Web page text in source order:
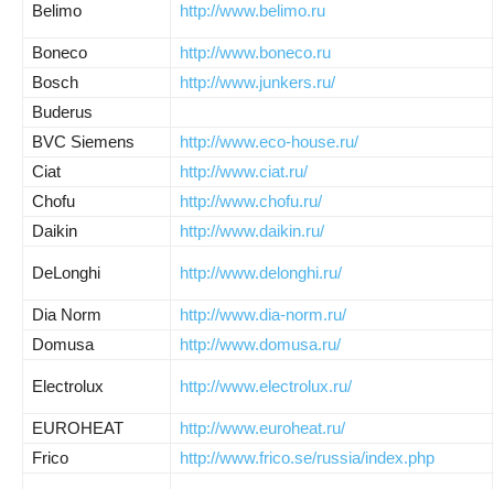
Belimo http://www.belimo.ru
Boneco
http://www.boneco.ru
Bosch
http://www.junkers.ru/
Buderus
BVC Siemens
http://www.eco-house.ru/
Ciat
http://www.ciat.ru/
Chofu
http://www.chofu.ru/
Daikin
http://www.daikin.ru/
DeLonghi http://www.delonghi.ru/
Dia Norm
http://www.dia-norm.ru/
Domusa
http://www.domusa.ru/
Electrolux http://www.electrolux.ru/
EUROHEAT
http://www.euroheat.ru/
Frico
http://www.frico.se/russia/index.php